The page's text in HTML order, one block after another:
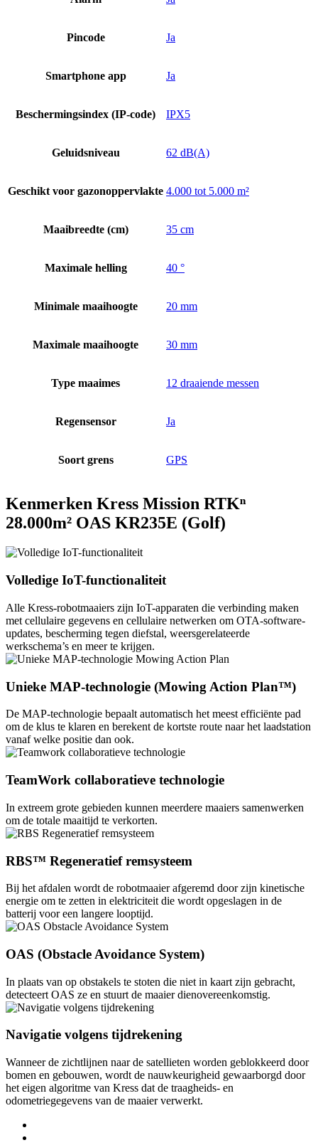
Pincode Ja
Smartphone app Ja
Beschermingsindex (IP-code) IPX5
Geluidsniveau 62 dB(A)
Geschikt voor gazonoppervlakte 4.000 tot 5.000 m²
Maaibreedte (cm) 35 cm
Maximale helling 40 °
Minimale maaihoogte 20 mm
Maximale maaihoogte 30 mm
Type maaimes 12 draaiende messen
Regensensor Ja
Soort grens GPS
Kenmerken Kress Mission RTKⁿ
28.000m² OAS KR235E (Golf)
Volledige IoT-functionaliteit
Alle Kress-robotmaaiers zijn IoT-apparaten die verbinding maken
met cellulaire gegevens en cellulaire netwerken om OTA-software-
updates, bescherming tegen diefstal, weersgerelateerde
werkschema’s en meer te krijgen.
Unieke MAP-technologie (Mowing Action Plan™)
De MAP-technologie bepaalt automatisch het meest efficiënte pad
om de klus te klaren en berekent de kortste route naar het laadstation
vanaf welke positie dan ook.
TeamWork collaboratieve technologie
In extreem grote gebieden kunnen meerdere maaiers samenwerken
om de totale maaitijd te verkorten.
RBS™ Regeneratief remsysteem
Bij het afdalen wordt de robotmaaier afgeremd door zijn kinetische
energie om te zetten in elektriciteit die wordt opgeslagen in de
batterij voor een langere looptijd.
OAS (Obstacle Avoidance System)
In plaats van op obstakels te stoten die niet in kaart zijn gebracht,
detecteert OAS ze en stuurt de maaier dienovereenkomstig.
Navigatie volgens tijdrekening
Wanneer de zichtlijnen naar de satellieten worden geblokkeerd door
bomen en gebouwen, wordt de nauwkeurigheid gewaarborgd door
het eigen algoritme van Kress dat de traagheids- en
odometriegegevens van de maaier verwerkt.